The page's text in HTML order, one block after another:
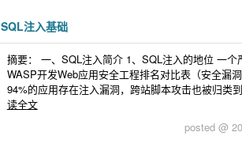
SQL注入基础
摘要： 一、SQL注入简介 1、SQL注入的地位 一
WASP开发Web应用安全工程排名对比表（安全漏
94%的应用存在注入漏洞，跨站脚本攻击也被归类
读全文
posted @